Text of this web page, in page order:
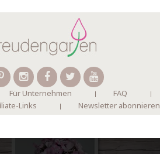
Für Unternehmen FAQ
Links
Newsletter abonnieren